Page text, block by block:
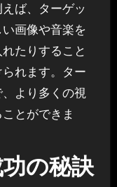
ば、ターゲッ
画像や音楽を
たりすること
れます。ター
より多くの視
とができま
の秘訣